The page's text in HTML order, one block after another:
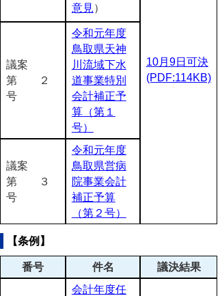
意見）
10月9日可決
(PDF:114KB)
議案
第 ２
号
令和元年度
鳥取県天神
川流域下水
道事業特別
会計補正予
算（第１
号）
議案
第 ３
号
令和元年度
鳥取県営病
院事業会計
補正予算
（第２号）
【条例】
番号 件名 議決結果
会計年度任